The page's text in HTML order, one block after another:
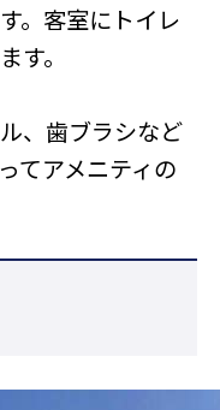
。客室にトイレ
す。
、歯ブラシなど
てアメニティの